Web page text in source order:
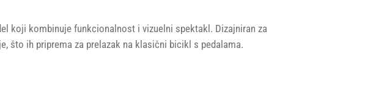
koji kombinuje funkcionalnost i vizuelni spektakl. Dizajniran za
što ih priprema za prelazak na klasični bicikl s pedalama.